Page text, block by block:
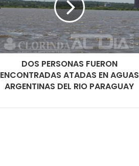
DOS PERSONAS FUERON
ENCONTRADAS ATADAS EN AGUAS
ARGENTINAS DEL RIO PARAGUAY